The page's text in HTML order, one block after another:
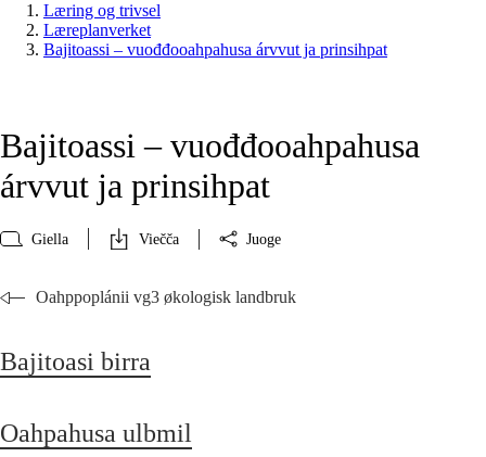
Læring og trivsel
Læreplanverket
Bajitoassi – vuođđooahpahusa árvvut ja prinsihpat
Bajitoassi – vuođđooahpahusa
árvvut ja prinsihpat
Giella Viečča Juoge
Oahppoplánii vg3 økologisk landbruk
Bajitoasi birra
Oahpahusa ulbmil